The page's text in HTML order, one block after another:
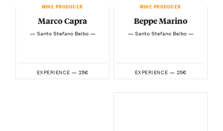
WINE PRODUCER
Marco Capra
— Santo Stefano Belbo —
EXPERIENCE — 25€
WINE PRODUCER
Beppe Marino
— Santo Stefano Belbo —
EXPERIENCE — 25€